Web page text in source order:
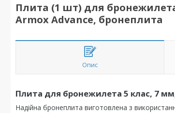
Плита (1 шт) для
Armox Advance, бронеплита
Опис
Плита для бронежилета 5 клас, 7
Надійна бронеплита виготовлена з